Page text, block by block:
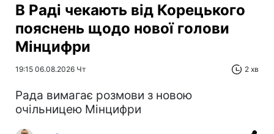
В Раді чекають від Корецького
пояснень щодо нової голови
Мінцифри
19:15 06.08.2026 Чт 2 хв
Рада вимагає розмови з новою
очільницею Мінцифри